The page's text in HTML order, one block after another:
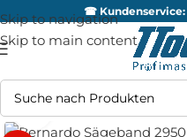
Skip to navigation
Skip to main content
☎ Kundenservice: